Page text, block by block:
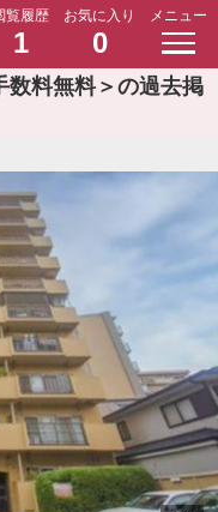
覧履歴
1
お気に入り
0
メニュー
数料無料＞の過去掲